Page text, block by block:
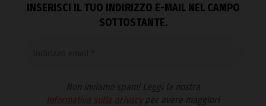
INSERISCI IL TUO INDIRIZZO E-MAIL NEL CAMPO
SOTTOSTANTE.
Non inviamo spam! Leggi la nostra
Informativa sulla privacyper avere maggiori